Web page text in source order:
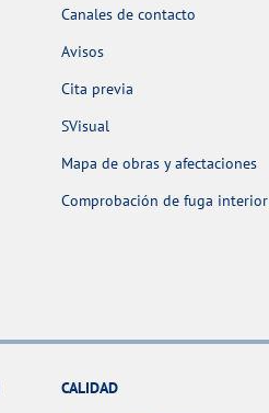
Canales de contacto
Avisos
Cita previa
SVisual
Mapa de obras y afectaciones
Comprobación de fuga interior
CALIDAD